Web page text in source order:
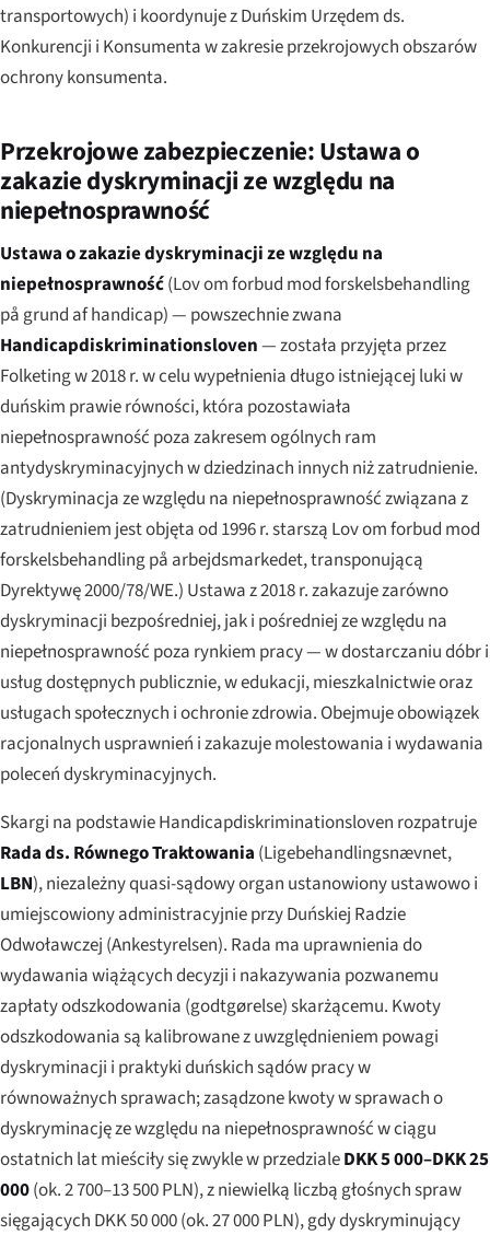
transportowych) i koordynuje z Duńskim Urzędem ds.
Konkurencji i Konsumenta w zakresie przekrojowych obszarów
ochrony konsumenta.
Przekrojowe zabezpieczenie: Ustawa o
zakazie dyskryminacji ze względu na
niepełnosprawność
Ustawa o zakazie dyskryminacji ze względu na
niepełnosprawność(Lov om forbud mod forskelsbehandling
på grund af handicap) — powszechnie zwana
Handicapdiskriminationsloven— została przyjęta przez
Folketing w 2018 r. w celu wypełnienia długo istniejącej luki w
duńskim prawie równości, która pozostawiała
niepełnosprawność poza zakresem ogólnych ram
antydyskryminacyjnych w dziedzinach innych niż zatrudnienie.
(Dyskryminacja ze względu na niepełnosprawność związana z
zatrudnieniem jest objęta od 1996 r. starszą Lov om forbud mod
forskelsbehandling på arbejdsmarkedet, transponującą
Dyrektywę 2000/78/WE.) Ustawa z 2018 r. zakazuje zarówno
dyskryminacji bezpośredniej, jak i pośredniej ze względu na
niepełnosprawność poza rynkiem pracy — w dostarczaniu dóbr i
usług dostępnych publicznie, w edukacji, mieszkalnictwie oraz
usługach społecznych i ochronie zdrowia. Obejmuje obowiązek
racjonalnych usprawnień i zakazuje molestowania i wydawania
poleceń dyskryminacyjnych.
Skargi na podstawie Handicapdiskriminationsloven rozpatruje
Rada ds. Równego Traktowania (Ligebehandlingsnævnet,
LBN), niezależny quasi-sądowy organ ustanowiony ustawowo i
umiejscowiony administracyjnie przy Duńskiej Radzie
Odwoławczej (Ankestyrelsen). Rada ma uprawnienia do
wydawania wiążących decyzji i nakazywania pozwanemu
zapłaty odszkodowania (godtgørelse) skarżącemu. Kwoty
odszkodowania są kalibrowane z uwzględnieniem powagi
dyskryminacji i praktyki duńskich sądów pracy w
równoważnych sprawach; zasądzone kwoty w sprawach o
dyskryminację ze względu na niepełnosprawność w ciągu
ostatnich lat mieściły się zwykle w przedzialeDKK 5 000–DKK 25
000(ok. 2 700–13 500 PLN), z niewielką liczbą głośnych spraw
sięgających DKK 50 000 (ok. 27 000 PLN), gdy dyskryminujący